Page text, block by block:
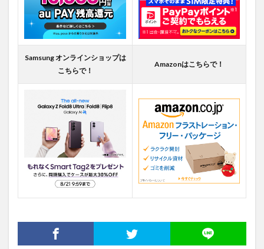
Samsung オンラインショップは
こちらで！
Amazonはこちらで！